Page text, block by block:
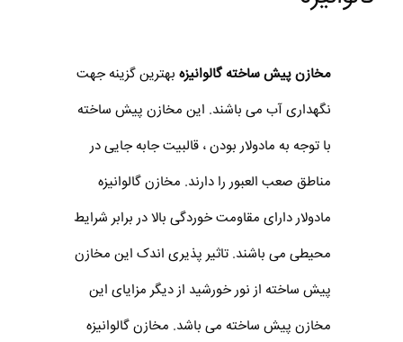
مخازن پیش ساخته گالوانیزه بهترین گزینه جهت
نگهداری آب می باشند. این مخازن پیش ساخته
با توجه به مادولار بودن ، قالبیت جابه جایی در
مناطق صعب العبور را دارند. مخازن گالوانیزه
مادولار دارای مقاومت خوردگی بالا در برابر شرایط
محیطی می باشند. تاثیر پذیری اندک این مخازن
پیش ساخته از نور خورشید از دیگر مزایای این
مخازن پیش ساخته می باشد. مخازن گالوانیزه